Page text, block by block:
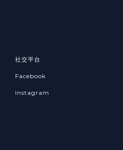
社交平台
Facebook
Instagram